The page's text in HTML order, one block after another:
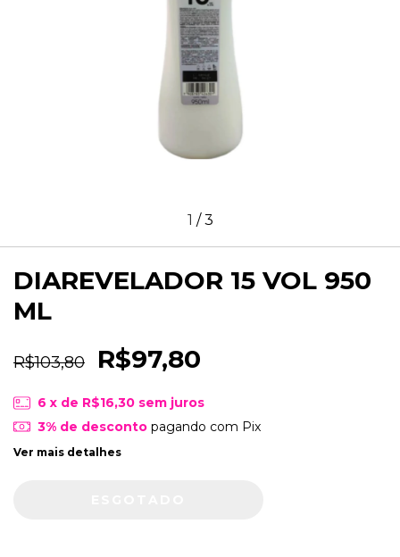
1 /3
DIAREVELADOR 15 VOL 950
ML
R$103,80 R$97,80
6 x de R$16,30 sem juros
3% de descontopagando com Pix
Ver mais detalhes